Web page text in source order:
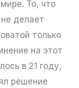
То, что
делает
только
на этот
в 21 году,
решение